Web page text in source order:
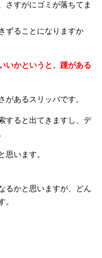
さすがにゴミが落ちてま
ずることになりますか
いかというと、踵がある
があるスリッパです。
すると出てきますし、デ
思います。
るかと思いますが、どん
。